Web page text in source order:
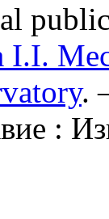
І.І.
.
: